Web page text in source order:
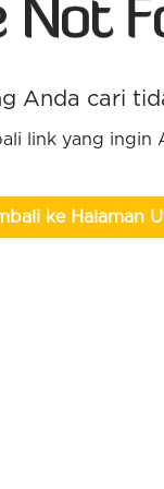
Anda cari
link yang ingin
ke Halaman